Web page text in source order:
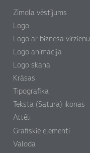
Zīmola vēstījums
Logo
Logo ar biznesa virzienu
Logo animācija
Logo skaņa
Krāsas
Tipografika
Teksta (Satura) ikonas
Attēli
Grafiskie elementi
Valoda